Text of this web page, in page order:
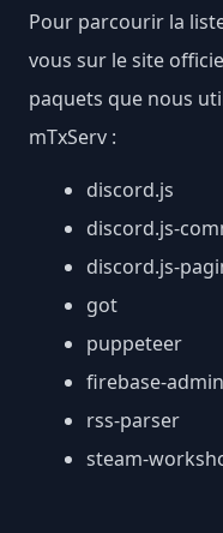
Pour parcourir la
vous sur le site
paquets que nous
mTxServ :
discord.js
discord.js-
discord.js-
got
puppeteer
firebase-admin
rss-parser
steam-